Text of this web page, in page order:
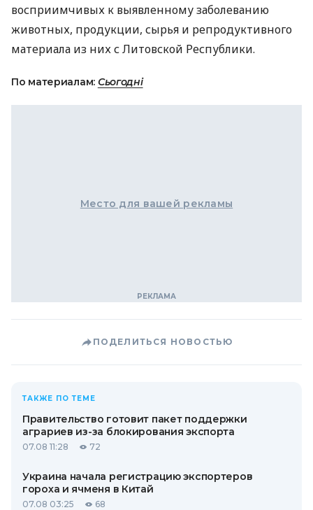
восприимчивых к выявленному заболеванию
животных, продукции, сырья и репродуктивного
материала из них с Литовской Республики.
По материалам: Сьогодні
Место для вашей рекламы
ПОДЕЛИТЬСЯ НОВОСТЬЮ
ТАКЖЕ ПО ТЕМЕ
Правительство готовит пакет поддержки
аграриев из-за блокирования экспорта
07.08 11:28 72
Украина начала регистрацию экспортеров
гороха и ячменя в Китай
07.08 03:25 68